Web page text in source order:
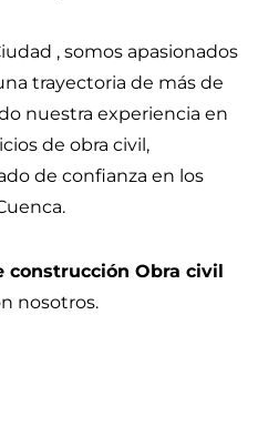
, somos apasionados
trayectoria de más de
nuestra experiencia en
de obra civil,
de confianza en los
construcción Obra civil
nosotros.